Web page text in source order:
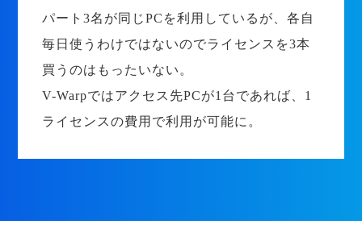
パート3名が同じPCを利用しているが、各自
毎日使うわけではないのでライセンスを3本
買うのはもったいない。
V-Warpではアクセス先PCが1台であれば、1
ライセンスの費用で利用が可能に。